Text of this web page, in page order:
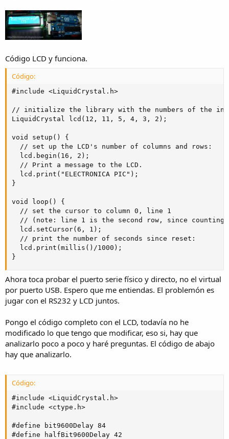
Código LCD y funciona.
Código:
#include <LiquidCrystal.h>
// initialize the library with the numbers of the
LiquidCrystal lcd(12, 11, 5, 4, 3, 2);
void setup() {
  // set up the LCD's number of columns and rows:
  lcd.begin(16, 2);
  // Print a message to the LCD.
  lcd.print("ELECTRONICA PIC");
}
void loop() {
  // set the cursor to column 0, line 1
// (note: line 1 is the second row, since counting
  lcd.setCursor(6, 1);
  // print the number of seconds since reset:
  lcd.print(millis()/1000);
}
Ahora toca probar el puerto serie físico y directo, no el virtual
por puerto USB. Espero que me entiendas. El problemón es
jugar con el RS232 y LCD juntos.
Pongo el código completo con el LCD, todavía no he
modificado lo que tengo que modificar, eso si, hay que
analizarlo poco a poco y haré preguntas. El código de abajo
hay que analizarlo.
Código:
#include <LiquidCrystal.h>
#include <ctype.h>
#define bit9600Delay 84
#define halfBit9600Delay 42